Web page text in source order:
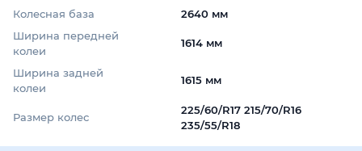
Колесная база
2640 мм
Ширина передней
колеи
1614 мм
Ширина задней
колеи
1615 мм
Размер колес
225/60/R17 215/70/R16
235/55/R18